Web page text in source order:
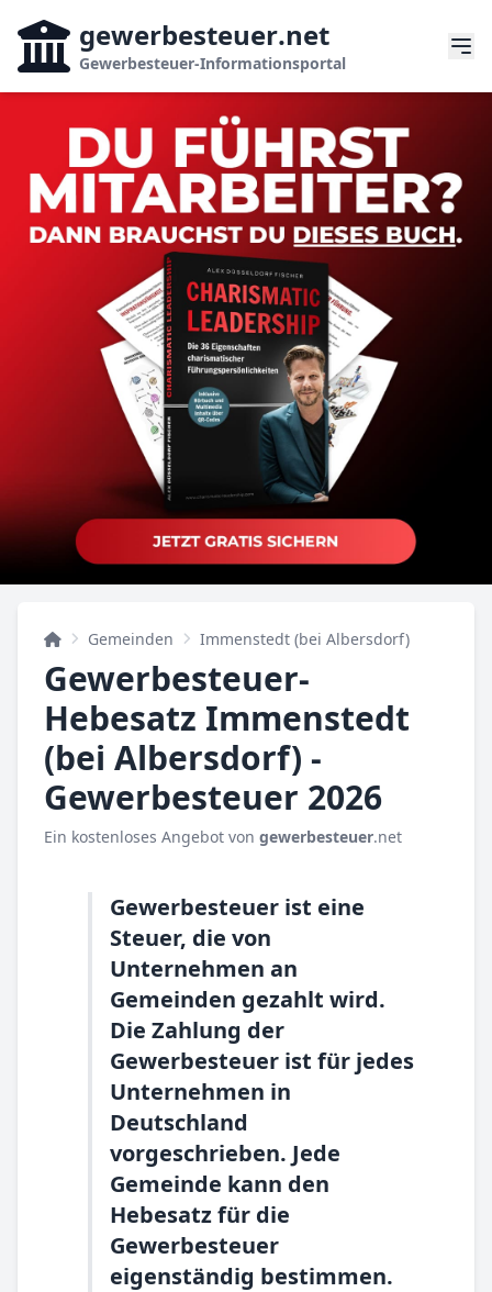
gewerbesteuer.net
Gewerbesteuer-Informationsportal
Gemeinden Immenstedt (bei Albersdorf)
Gewerbesteuer-
Hebesatz Immenstedt
(bei Albersdorf) -
Gewerbesteuer 2026
Ein kostenloses Angebot von gewerbesteuer.net
Gewerbesteuer ist eine
Steuer, die von
Unternehmen an
Gemeinden gezahlt wird.
Die Zahlung der
Gewerbesteuer ist für jedes
Unternehmen in
Deutschland
vorgeschrieben. Jede
Gemeinde kann den
Hebesatz für die
Gewerbesteuer
eigenständig bestimmen.